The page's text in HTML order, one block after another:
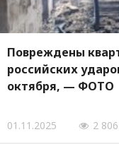
Повреждены
российских
октября, — ФОТО
01.11.2025 2 806